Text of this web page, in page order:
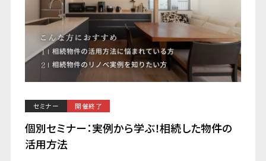
セミナー 開催終了
個別セミナー：実例から学ぶ！相続した物件の
活用方法